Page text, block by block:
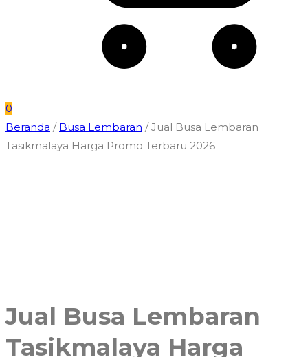
0
Beranda / Busa Lembaran / Jual Busa Lembaran
Tasikmalaya Harga Promo Terbaru 2026
Jual Busa Lembaran
Tasikmalaya Harga